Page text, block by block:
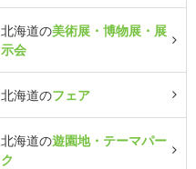
北海道の美術展・博物展・展
示会
北海道のフェア
北海道の遊園地・テーマパー
ク